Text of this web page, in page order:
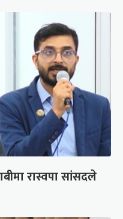
रास्वपा सांसदले